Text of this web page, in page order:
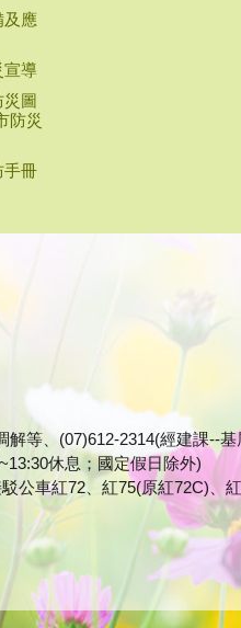
及應
宣導
圖
防災
手冊
等、(07)612-2314(經建課--
休息；國定假日除外)
公車紅72、紅75(原紅72C)、